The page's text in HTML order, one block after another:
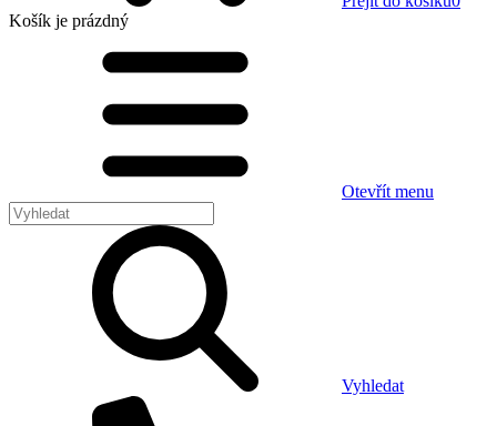
Košík je prázdný
Otevřít menu
Vyhledat